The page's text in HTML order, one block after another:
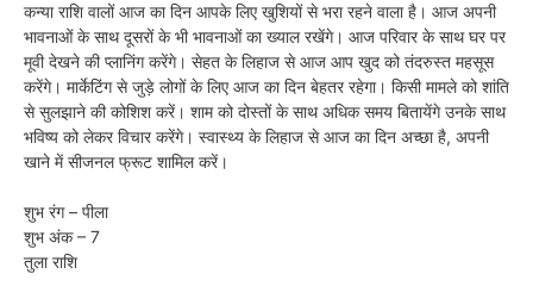
कन्या राशि वालों आज का दिन आपके लिए खुशियों से भरा रहने वाला है। आज अपनी
भावनाओं के साथ दूसरों के भी भावनाओं का ख्याल रखेंगे। आज परिवार के साथ घर पर
मूवी देखने की प्लानिंग करेंगे। सेहत के लिहाज से आज आप खुद को तंदरुस्त महसूस
करेंगे। मार्केटिंग से जुड़े लोगों के लिए आज का दिन बेहतर रहेगा। किसी मामले को शांति
से सुलझाने की कोशिश करें। शाम को दोस्तों के साथ अधिक समय बितायेंगे उनके साथ
भविष्य को लेकर विचार करेंगे। स्वास्थ्य के लिहाज से आज का दिन अच्छा है, अपनी
खाने में सीजनल फ्रूट शामिल करें।
शुभ रंग – पीला
शुभ अंक – 7
तुला राशि